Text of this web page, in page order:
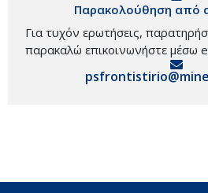
Παρακολούθηση από
Για τυχόν ερωτήσεις,
παρακαλώ επικοινωνήστε μέσω